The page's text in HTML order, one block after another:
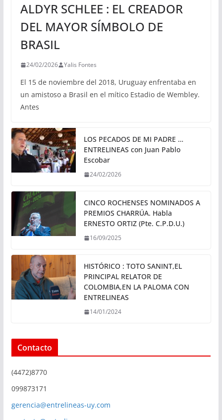
ALDYR SCHLEE : EL CREADOR
DEL MAYOR SÍMBOLO DE
BRASIL
24/02/2026 Yalis Fontes
El 15 de noviembre del 2018, Uruguay enfrentaba en
un amistoso a Brasil en el mítico Estadio de Wembley.
Antes
LOS PECADOS DE MI PADRE …
ENTRELINEAS con Juan Pablo
Escobar
24/02/2026
CINCO ROCHENSES NOMINADOS A
PREMIOS CHARRÚA. Habla
ERNESTO ORTIZ (Pte. C.P.D.U.)
16/09/2025
HISTÓRICO : TOTO SANINT,EL
PRINCIPAL RELATOR DE
COLOMBIA,EN LA PALOMA CON
ENTRELINEAS
14/01/2024
Contacto
(4472)8770
099873171
gerencia@entrelineas-uy.com